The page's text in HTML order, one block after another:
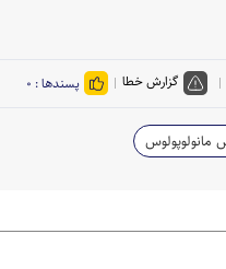
گزارش خطا پسندها : ۰
مانولوپولوس